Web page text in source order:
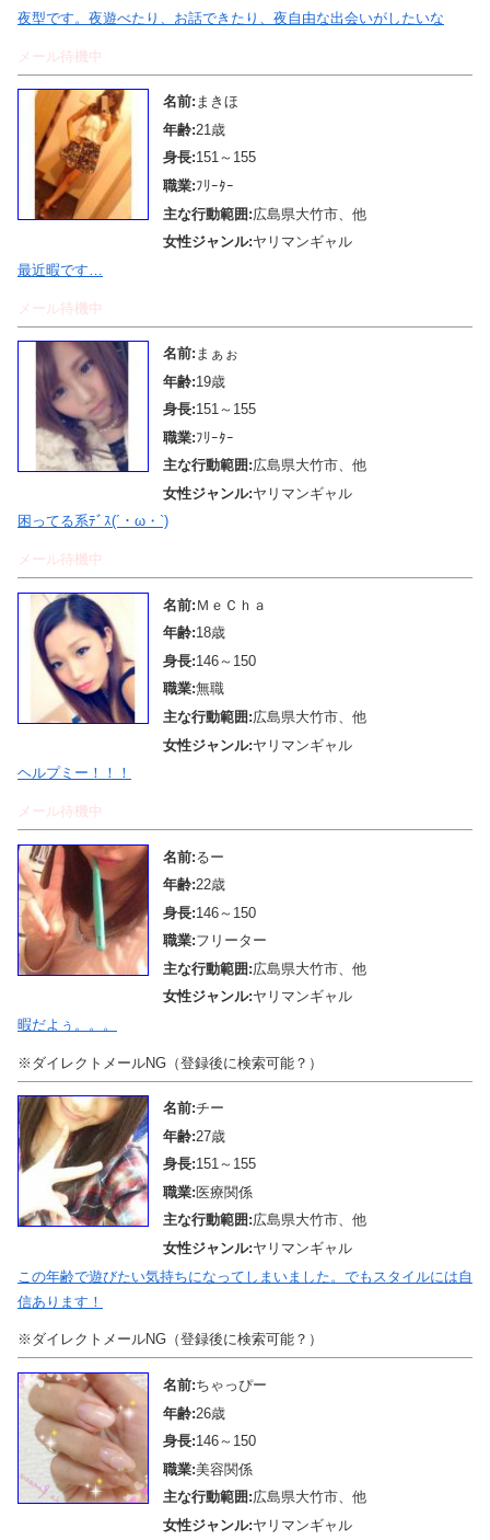
夜型です。夜遊べたり、お話できたり、夜自由な出会いがしたいな
メール待機中
名前: まきほ
年齢:21歳
身長:151～155
職業:ﾌﾘｰﾀｰ
主な行動範囲:広島県大竹市、他
女性ジャンル:ヤリマンギャル
最近暇です…
メール待機中
名前: まぁぉ
年齢:19歳
身長:151～155
職業:ﾌﾘｰﾀｰ
主な行動範囲:広島県大竹市、他
女性ジャンル:ヤリマンギャル
困ってる系ﾃﾞｽ(´・ω・`)
メール待機中
名前: ＭｅＣｈａ
年齢:18歳
身長:146～150
職業:無職
主な行動範囲:広島県大竹市、他
女性ジャンル:ヤリマンギャル
ヘルプミー！！！
メール待機中
名前:るー
年齢:22歳
身長:146～150
職業:フリーター
主な行動範囲:広島県大竹市、他
女性ジャンル:ヤリマンギャル
暇だよぅ。。。
※ダイレクトメールNG（登録後に検索可能？）
名前:チー
年齢:27歳
身長:151～155
職業:医療関係
主な行動範囲:広島県大竹市、他
女性ジャンル:ヤリマンギャル
この年齢で遊びたい気持ちになってしまいました。でもスタイルには自
信あります！
※ダイレクトメールNG（登録後に検索可能？）
名前:ちゃっぴー
年齢:26歳
身長:146～150
職業:美容関係
主な行動範囲:広島県大竹市、他
女性ジャンル:ヤリマンギャル